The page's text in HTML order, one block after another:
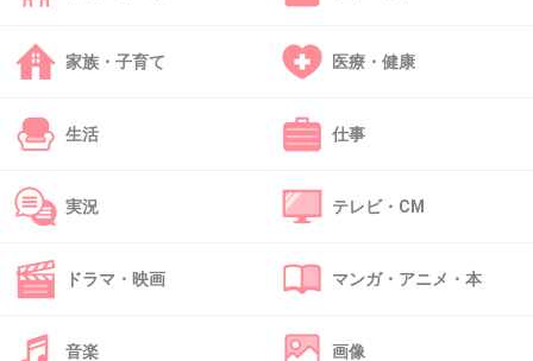
派遣先の上司がアホだと対応がまずくなること
があるから絶対にいわないけど、そこを辞めて
も良いやと思うときは営業に愚痴る。
実際に今日、ある派遣さんが営業さんに相談し
たであろうことを上司が皆に変な伝え方をし
て、社員たちがざわついて誰のことかバレバレ
でその人これから居づらくなるんだろうなとお
もった。
派遣先の上司の対応が本当に大切。
+39
家族・子育て 医療・健康
生活 仕事
実況 テレビ・CM
ドラマ・映画 マンガ・アニメ・本
音楽 画像